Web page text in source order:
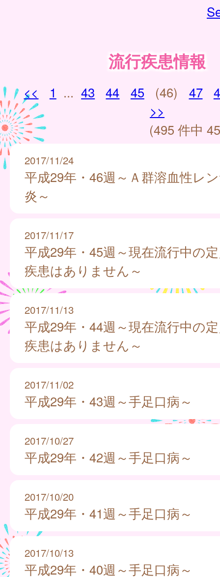
流行疾患情報
<< 1 ... 43 44 45 (46) 47
>>
(495 件中
2017/11/24
平成29年・46週～Ａ群溶血性レ
炎～
2017/11/17
平成29年・45週～現在流行中の
疾患はありません～
2017/11/13
平成29年・44週～現在流行中の
疾患はありません～
2017/11/02
平成29年・43週～手足口病～
2017/10/27
平成29年・42週～手足口病～
2017/10/20
平成29年・41週～手足口病～
2017/10/13
平成29年・40週～手足口病～